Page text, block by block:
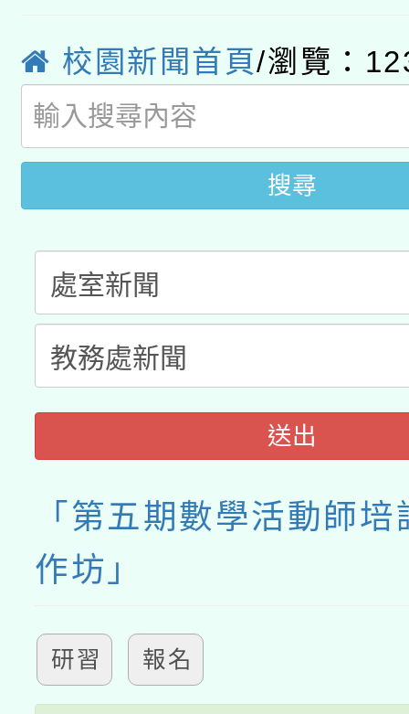
用水績優單位及節水達
動」
桃園市孔廟祈福系列
開 智慧啟航」
2026年桃園地景藝術
校園新聞首頁/瀏覽：
搜尋
送出
「第五期數學活動師
作坊」
研習 報名